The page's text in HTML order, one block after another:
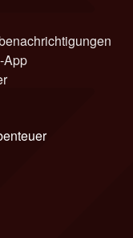
App